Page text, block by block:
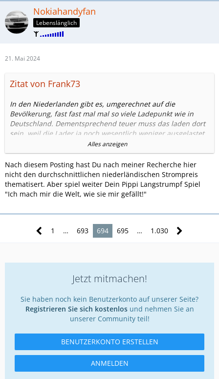
Nokiahandyfan
Lebenslänglich
21. Mai 2024
Zitat von Frank73
In den Niederlanden gibt es, umgerechnet auf die
Bevölkerung, fast fast mal mal so viele Ladepunkt wie in
Deutschland. Dementsprechend teuer muss das laden dort
sein, weil die Lader ja noch wesentlich weniger ausgelastet
sind wie hierzulande, und der Fixkostenanteil pro geladener
kWh dementsprechend höher ist. Ich sag's mal so... NEIN!
Statista: Anzahl der Ladepunkte für Elektrofahrzeuge in
Europa nach Ländern im Jahr 2024
firmenauto.de:Ladekosten in Europa - Wo ist es am
Und dann wundert man sich warum die Nachfrage nach E-
Autos in Deutschland so verhalten ist. Im ernst jetzt?
Alles anzeigen
Nach diesem Posting hast Du nach meiner Recherche hier
nicht den durchschnittlichen niederländischen Strompreis
thematisert. Aber spiel weiter Dein Pippi Langstrumpf Spiel
"Ich mach mir die Welt, wie sie mir gefällt!"
1 … 693 694 695 … 1.030
Jetzt mitmachen!
Sie haben noch kein Benutzerkonto auf unserer Seite?
Registrieren Sie sich kostenlosund nehmen Sie an
unserer Community teil!
BENUTZERKONTO ERSTELLEN
ANMELDEN